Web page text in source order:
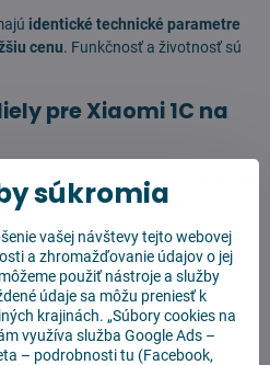
identické technické parametre
cenu. Funkčnosť a životnosť sú
pre Xiaomi 1C na
pre vysávače —
najširší sortiment
dodanie do 24 hodín
súkromia
vašej návštevy tejto webovej
a zhromažďovanie údajov o jej
použiť nástroje a služby
údaje sa môžu preniesť k
krajinách. „Súbory cookies na
využíva služba Google Ads –
– podrobnosti tu (Facebook,